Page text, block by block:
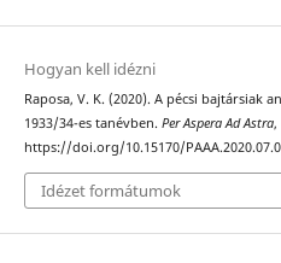
Hogyan kell idézni
Raposa, V. K. (2020). A pécsi bajtársiak
1933/34-es tanévben. Per Aspera Ad Astra,
https://doi.org/10.15170/
Idézet formátumok